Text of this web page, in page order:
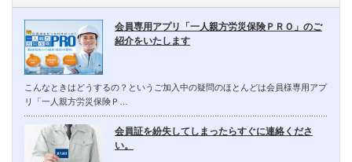
会員専用アプリ「一人親方労災保険ＰＲＯ」のご
紹介をいたします
こんなときはどうするの？というご加入中の疑問のほとんどは会員様専用アプ
リ「一人親方労災保険Ｐ…
会員証を紛失してしまったらすぐに連絡くださ
い。